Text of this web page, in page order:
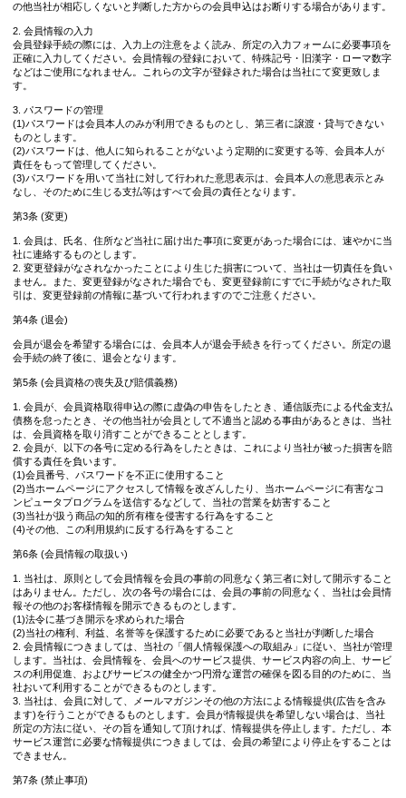
の他当社が相応しくないと判断した方からの会員申込はお断りする場合があります。
2. 会員情報の入力
会員登録手続の際には、入力上の注意をよく読み、所定の入力フォームに必要事項を
正確に入力してください。会員情報の登録において、特殊記号・旧漢字・ローマ数字
などはご使用になれません。これらの文字が登録された場合は当社にて変更致しま
す。
3. パスワードの管理
(1)パスワードは会員本人のみが利用できるものとし、第三者に譲渡・貸与できない
ものとします。
(2)パスワードは、他人に知られることがないよう定期的に変更する等、会員本人が
責任をもって管理してください。
(3)パスワードを用いて当社に対して行われた意思表示は、会員本人の意思表示とみ
なし、そのために生じる支払等はすべて会員の責任となります。
第3条 (変更)
1. 会員は、氏名、住所など当社に届け出た事項に変更があった場合には、速やかに当
社に連絡するものとします。
2. 変更登録がなされなかったことにより生じた損害について、当社は一切責任を負い
ません。また、変更登録がなされた場合でも、変更登録前にすでに手続がなされた取
引は、変更登録前の情報に基づいて行われますのでご注意ください。
第4条 (退会)
会員が退会を希望する場合には、会員本人が退会手続きを行ってください。所定の退
会手続の終了後に、退会となります。
第5条 (会員資格の喪失及び賠償義務)
1. 会員が、会員資格取得申込の際に虚偽の申告をしたとき、通信販売による代金支払
債務を怠ったとき、その他当社が会員として不適当と認める事由があるときは、当社
は、会員資格を取り消すことができることとします。
2. 会員が、以下の各号に定める行為をしたときは、これにより当社が被った損害を賠
償する責任を負います。
(1)会員番号、パスワードを不正に使用すること
(2)当ホームページにアクセスして情報を改ざんしたり、当ホームページに有害なコ
ンピュータプログラムを送信するなどして、当社の営業を妨害すること
(3)当社が扱う商品の知的所有権を侵害する行為をすること
(4)その他、この利用規約に反する行為をすること
第6条 (会員情報の取扱い)
1. 当社は、原則として会員情報を会員の事前の同意なく第三者に対して開示すること
はありません。ただし、次の各号の場合には、会員の事前の同意なく、当社は会員情
報その他のお客様情報を開示できるものとします。
(1)法令に基づき開示を求められた場合
(2)当社の権利、利益、名誉等を保護するために必要であると当社が判断した場合
2. 会員情報につきましては、当社の「個人情報保護への取組み」に従い、当社が管理
します。当社は、会員情報を、会員へのサービス提供、サービス内容の向上、サービ
スの利用促進、およびサービスの健全かつ円滑な運営の確保を図る目的のために、当
社おいて利用することができるものとします。
3. 当社は、会員に対して、メールマガジンその他の方法による情報提供(広告を含み
ます)を行うことができるものとします。会員が情報提供を希望しない場合は、当社
所定の方法に従い、その旨を通知して頂ければ、情報提供を停止します。ただし、本
サービス運営に必要な情報提供につきましては、会員の希望により停止をすることは
できません。
第7条 (禁止事項)